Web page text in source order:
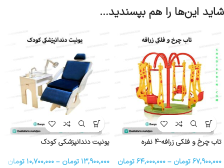
شاید این‌ها را هم بپسندید…
تاب چرخ و فلکی زرافه-۴ نفره
۶۷,۹۰۰,۰۰۰تومان –۶۴,۰۰۰,۰۰۰تومان
یونیت دندانپزشکی کودک
۱۳,۹۰۰,۰۰۰ تومان –۱۰,۷۰۰,۰۰۰ تومان